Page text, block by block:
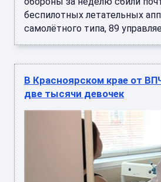
беспилотных летательных
самолётного типа, 89
В Красноярском крае от
две тысячи девочек